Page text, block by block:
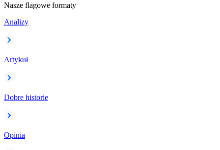
Nasze flagowe formaty
Analizy
Artykuł
Dobre historie
Opinia